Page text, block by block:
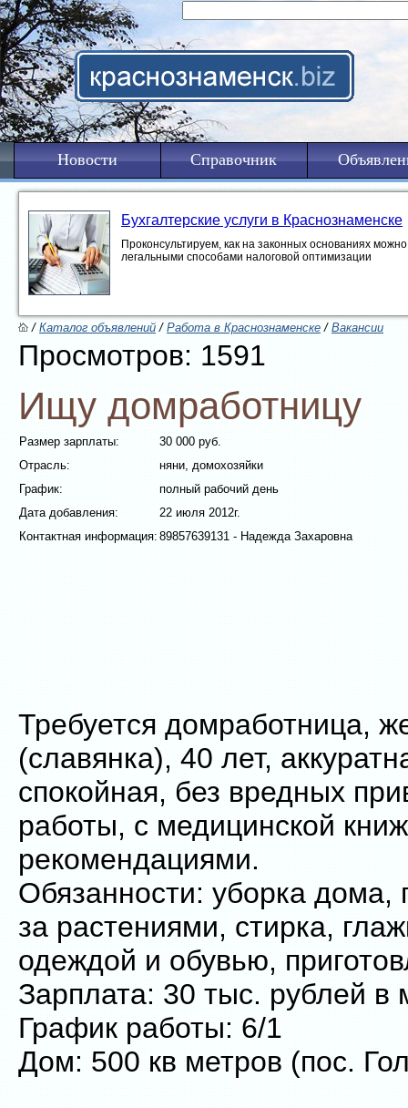
Новости Справочник
Бухгалтерские услуги в Краснознаменске
Проконсультируем, как на законных основаниях
легальными способами налоговой оптимизации
/Каталог объявлений/Работа в Краснознаменске/Вакансии
Просмотров: 1591
Ищу домработницу
Размер зарплаты:
30 000 руб.
Отрасль:
няни, домохозяйки
График:
полный рабочий день
Дата добавления:
22 июля 2012г.
Контактная информация:89857639131 - Надежда Захаровна
Требуется домработница,
(славянка), 40 лет,
спокойная, без вредных
работы, с медицинской
рекомендациями.
Обязанности: уборка дома,
за растениями, стирка,
одеждой и обувью,
Зарплата: 30 тыс. рублей в
График работы: 6/1
Дом: 500 кв метров (пос.